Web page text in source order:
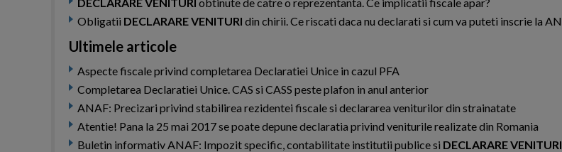
Obligatii DECLARARE VENITURI din chirii. Ce riscati daca nu declarati si cum va puteti inscrie la
Ultimele articole
Aspecte fiscale privind completarea Declaratiei Unice in cazul PFA
Completarea Declaratiei Unice. CAS si CASS peste plafon in anul anterior
ANAF: Precizari privind stabilirea rezidentei fiscale si declararea veniturilor din strainatate
Atentie! Pana la 25 mai 2017 se poate depune declaratia privind veniturile realizate din Romania
Buletin informativ ANAF: Impozit specific, contabilitate institutii publice si DECLARARE VENITURI